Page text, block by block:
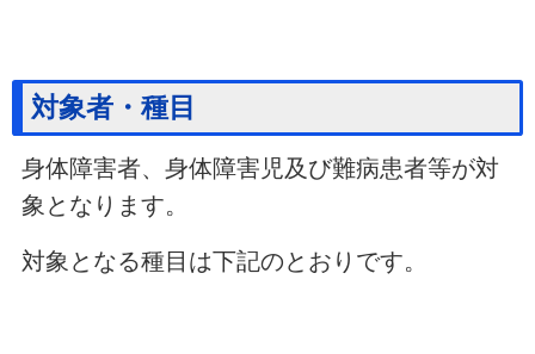
対象者・種目
身体障害者、身体障害児及び難病患者等が対
象となります。
対象となる種目は下記のとおりです。